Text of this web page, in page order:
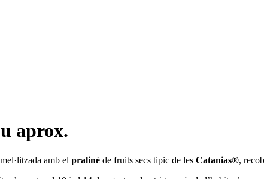
aprox.
amb el praliné de fruits secs tipic de les Catanias®,